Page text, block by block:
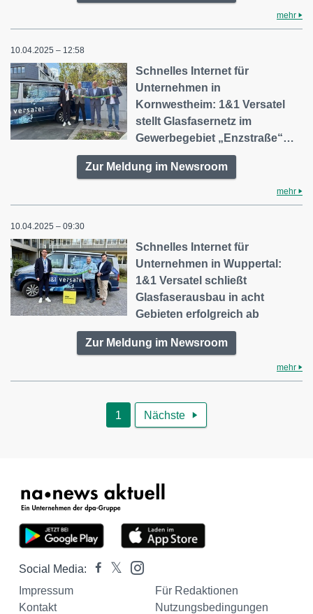
mehr
10.04.2025 – 12:58
Schnelles Internet für
Unternehmen in
Kornwestheim: 1&1 Versatel
stellt Glasfasernetz im
Gewerbegebiet „Enzstraße“…
Zur Meldung im Newsroom
mehr
10.04.2025 – 09:30
Schnelles Internet für
Unternehmen in Wuppertal:
1&1 Versatel schließt
Glasfaserausbau in acht
Gebieten erfolgreich ab
Zur Meldung im Newsroom
mehr
1 Nächste 
Social Media:
Impressum
Für Redaktionen
Kontakt
Nutzungsbedingungen